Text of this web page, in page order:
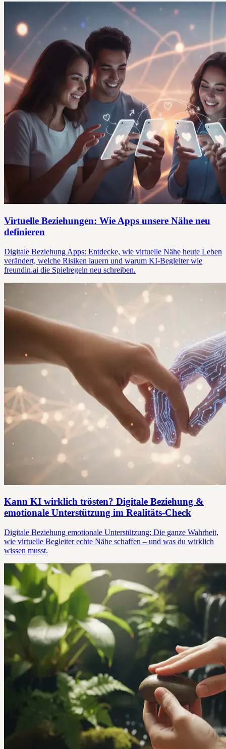
Virtuelle Beziehungen: Wie Apps unsere Nähe neu
definieren
Digitale Beziehung Apps: Entdecke, wie virtuelle Nähe heute Leben
verändert, welche Risiken lauern und warum KI-Begleiter wie
freundin.ai die Spielregeln neu schreiben.
Kann KI wirklich trösten? Digitale Beziehung &
emotionale Unterstützung im Realitäts-Check
Digitale Beziehung emotionale Unterstützung: Die ganze Wahrheit,
wie virtuelle Begleiter echte Nähe schaffen – und was du wirklich
wissen musst.